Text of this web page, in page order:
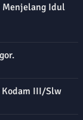
Menjelang Idul
Kodam III/Slw